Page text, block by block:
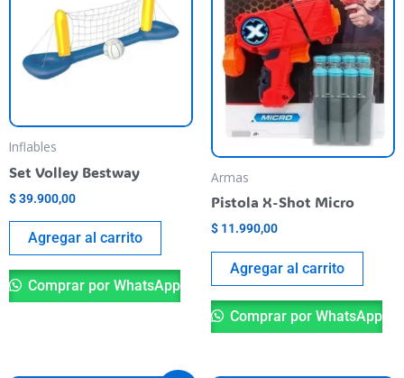
Inflables
Set Volley Bestway
$39.900,00
Agregar al carrito
Comprar por WhatsApp
Armas
Pistola X-Shot Micro
$ 11.990,00
Agregar al carrito
Comprar por WhatsApp